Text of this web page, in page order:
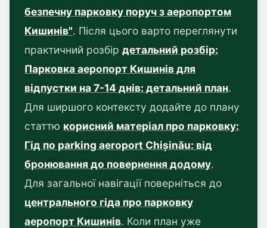
безпечну парковку поруч з аеропортом
Кишинів". Після цього варто переглянути
практичний розбір детальний розбір:
Парковка аеропорт Кишинів для
відпустки на 7-14 днів: детальний план.
Для ширшого контексту додайте до плану
статтю корисний матеріал про парковку:
Гід по parking aeroport Chișinău: від
бронювання до повернення додому.
Для загальної навігації поверніться до
центрального гіда про парковку
аеропорт Кишинів. Коли план уже